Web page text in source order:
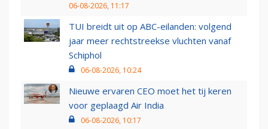
06-08-2026, 11:17
TUI breidt uit op ABC-eilanden: volgend
jaar meer rechtstreekse vluchten vanaf
Schiphol
06-08-2026, 10:24
Nieuwe ervaren CEO moet het tij keren
voor geplaagd Air India
06-08-2026, 10:17